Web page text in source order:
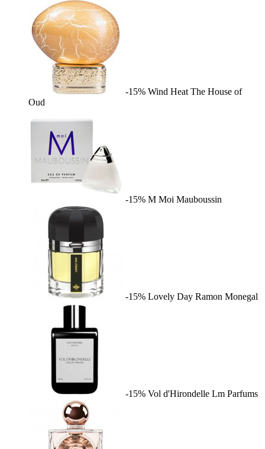
-15% Wind Heat The House of
Oud
-15% M Moi Mauboussin
-15% Lovely Day Ramon Monegal
-15% Vol d'Hirondelle Lm Parfums